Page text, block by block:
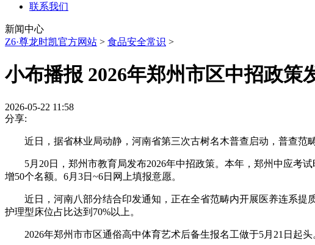
联系我们
新闻中心
Z6·尊龙时凯官方网站 > 食品安全常识 >
小布播报 2026年郑州市区中招政策
2026-05-22 11:58
分享:
近日，据省林业局动静，河南省第三次古树名木普查启动，普查范
5月20日，郑州市教育局发布2026年中招政策。本年，郑州中应考试
增50个名额。6月3日~6日网上填报意愿。
近日，河南八部分结合印发通知，正在全省范畴内开展医养连系提
护理型床位占比达到70%以上。
2026年郑州市市区通俗高中体育艺术后备生报名工做于5月21日起头